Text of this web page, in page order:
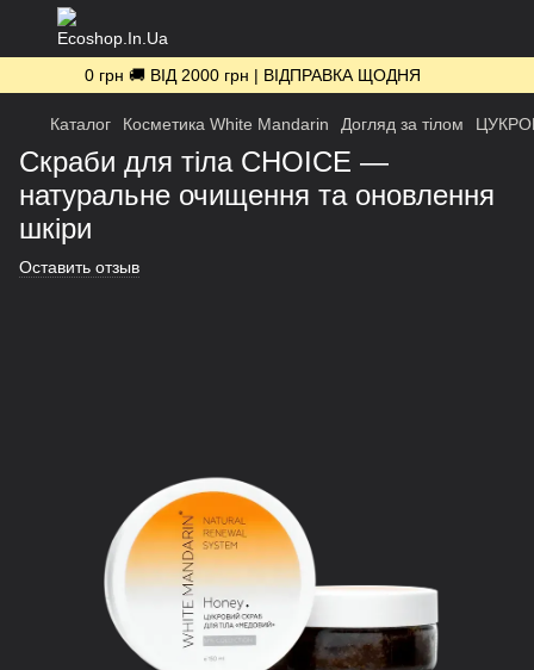
0 грн 🚚 ВІД 2000 грн | ВІДПРАВКА ЩОДНЯ
Каталог Косметика White Mandarin Догляд за тілом
Скраби для тіла CHOICE —
натуральне очищення та оновлення
шкіри
Оставить отзыв